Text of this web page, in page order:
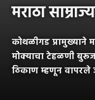
मराठा साम्राज्य
कोथळीगड प्रामुख्याने
मोक्याचा टेहळणी
ठिकाण म्हणून वापरले